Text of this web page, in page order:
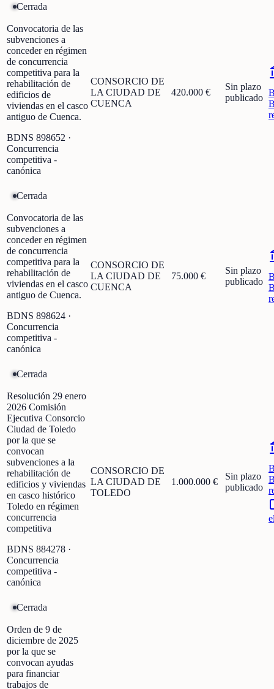
Cerrada
Convocatoria de las
subvenciones a
conceder en régimen
de concurrencia
competitiva para la
rehabilitación de
edificios de
viviendas en el casco
antiguo de Cuenca.
BDNS 898652 ·
Concurrencia
competitiva -
canónica
CONSORCIO DE
LA CIUDAD DE
CUENCA
420.000 €
Sin plazo
publicado
Cerrada
Convocatoria de las
subvenciones a
conceder en régimen
de concurrencia
competitiva para la
rehabilitación de
viviendas en el casco
antiguo de Cuenca.
BDNS 898624 ·
Concurrencia
competitiva -
canónica
CONSORCIO DE
LA CIUDAD DE
CUENCA
75.000 €
Sin plazo
publicado
Cerrada
Resolución 29 enero
2026 Comisión
Ejecutiva Consorcio
Ciudad de Toledo
por la que se
convocan
subvenciones a la
rehabilitación de
edificios y viviendas
en casco histórico
Toledo en régimen
concurrencia
competitiva
BDNS 884278 ·
Concurrencia
competitiva -
canónica
CONSORCIO DE
LA CIUDAD DE
TOLEDO
1.000.000 €
Sin plazo
publicado
Cerrada
Orden de 9 de
diciembre de 2025
por la que se
convocan ayudas
para financiar
trabajos de